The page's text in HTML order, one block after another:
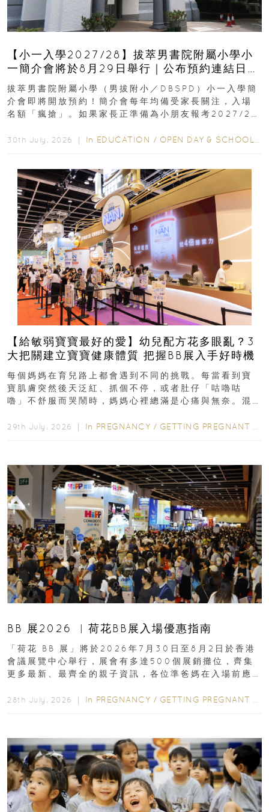
【小一入學2027/28】拔萃男書院附屬小學小
一簡介會將於8月29日舉行｜公布預約連結日期
｜更設有網上重溫
拔萃男書院附屬小學（男拔附小／DBSPD）小一入學簡
介會即將開放預約！簡介會每年均備受家長關注，入場
名額「瘋搶」。如果家長正準備為小朋友報考2027/28
30th July, 2026 ｜ In EDUCATION / OPEN DAY & SCHOOL EVENTS
【給敏弱寶寶最好的愛】幼兒配方花多眼亂？3
大把關建立寶寶健康體質 把握BB展入手好時機
每個媽媽在育兒路上都會遇到不同的挑戰。每當看到寶
寶肌膚突然後天泛紅、抓個不停，或者肚仔「咕嚕咕
嚕」不舒服而哭鬧時，媽媽心裡總滿是心痛與無奈。混
29th July, 2026 ｜ In PREGNANCY / GETTING PREGNANT
BB 展2026 ︳荷花BB展入場優惠指南
「荷花 BB 展」將於2026年7月30日至8月2日於香港
會議展覽中心舉行，展會有多達500個展銷攤位，齊集
更多最新、最齊全的親子資訊，各位準爸媽在入場前應
28th July, 2026 ｜ In PREGNANCY / GETTING PREGNANT